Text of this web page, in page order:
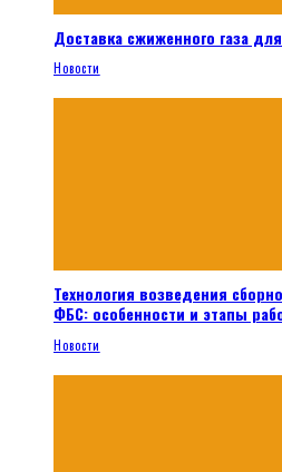
Доставка сжиженного газа
Новости
Технология возведения
ФБС: особенности и этапы
Новости